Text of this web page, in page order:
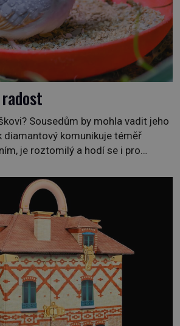
Sousedům by mohla vadit jeho
diamantový komunikuje téměř
je roztomilý a hodí se i pro
většinu dne jen posedává. Hodně
sbírá zbytky semínek Jeho
celá Austrálie s výjimkou